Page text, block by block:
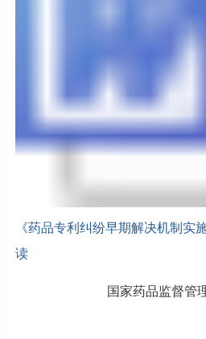
《药品专利纠纷早期解决机制实
读
国家药品监督